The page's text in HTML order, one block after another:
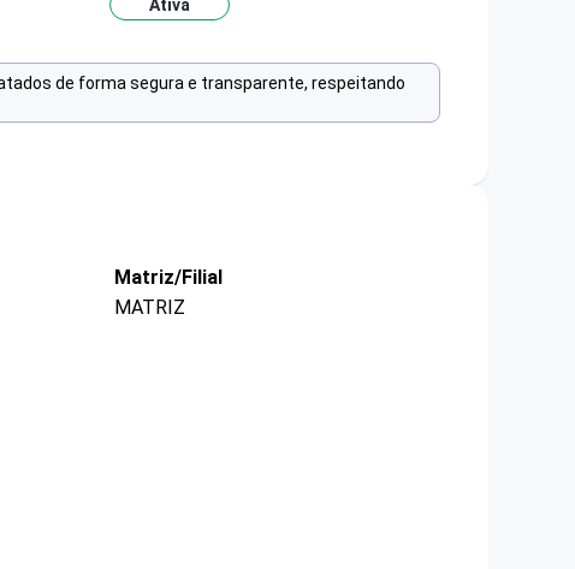
Ativa
de forma segura e transparente, respeitando
Matriz/Filial
MATRIZ